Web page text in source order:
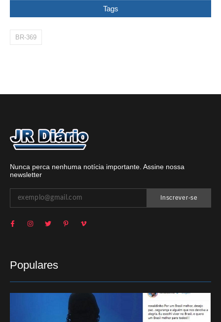
Tags
BR-369
Nunca perca nenhuma notícia importante. Assine nossa
newsletter
Inscrever-se
Populares